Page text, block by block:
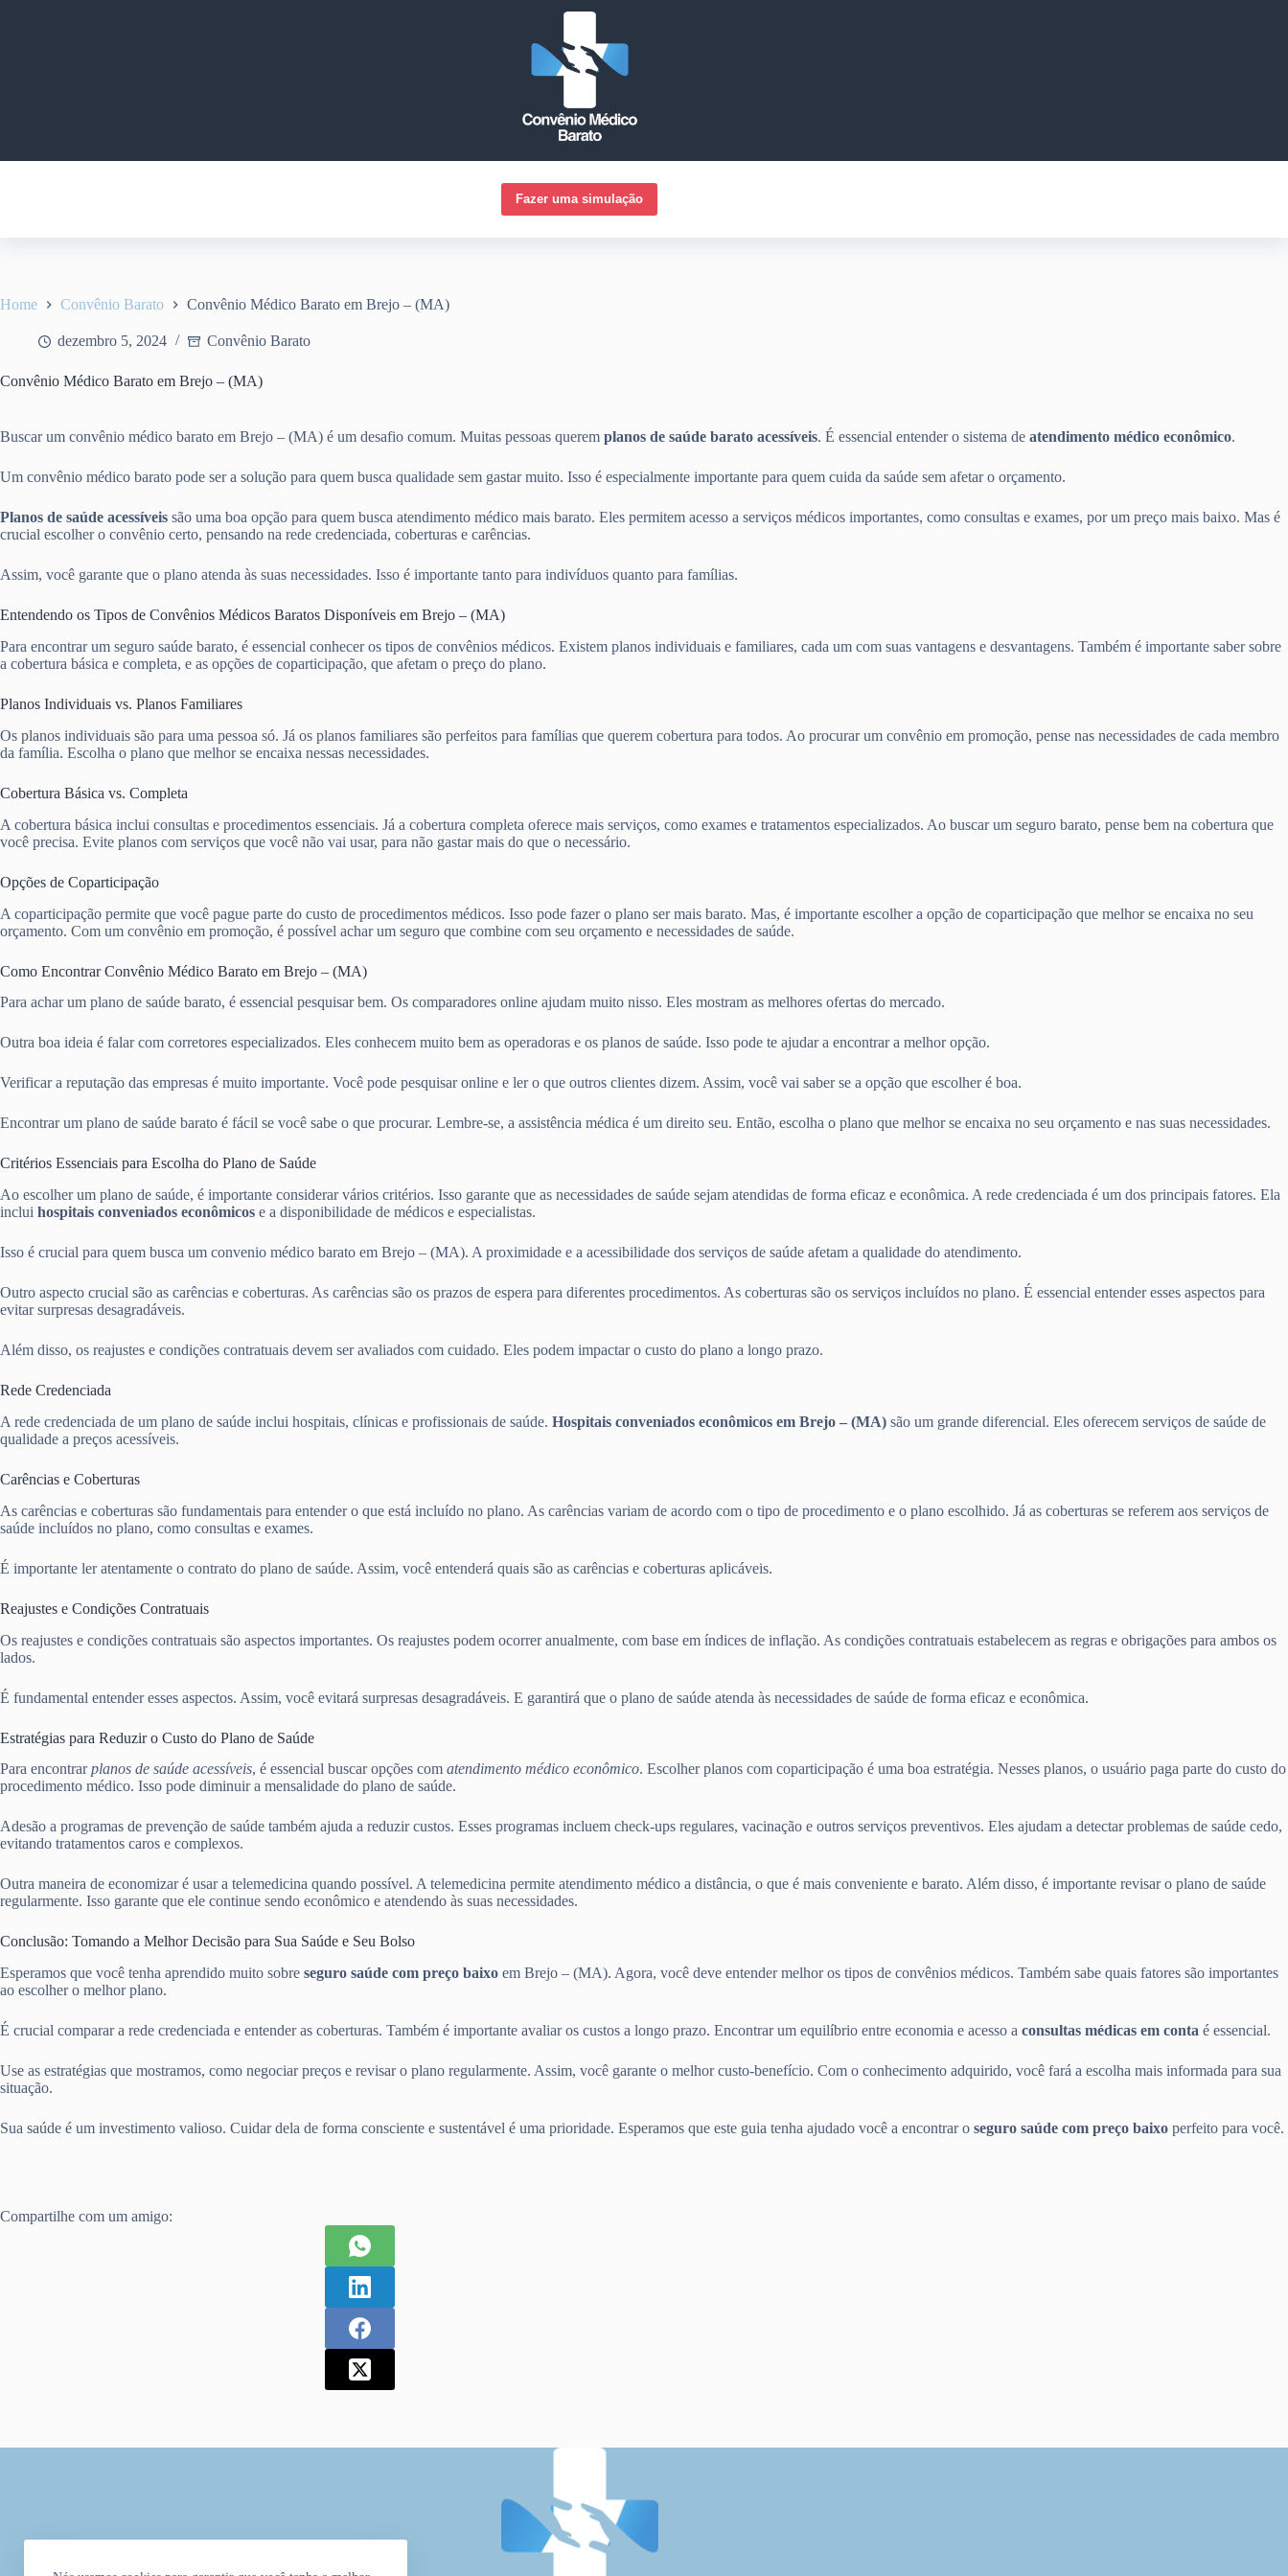
Fazer uma simulação
Home Convênio Barato Convênio Médico Barato em Brejo – (MA)
dezembro 5, 2024 Convênio Barato
Convênio Médico Barato em Brejo – (MA)
Buscar um convênio médico barato em Brejo – (MA) é um desafio comum. Muitas pessoas querem planos de saúde barato acessíveis. É essencial entender o sistema de atendimento médico econômico.
Um convênio médico barato pode ser a solução para quem busca qualidade sem gastar muito. Isso é especialmente importante para quem cuida da saúde sem afetar o orçamento.
Planos de saúde acessíveis são uma boa opção para quem busca atendimento médico mais barato. Eles permitem acesso a serviços médicos importantes, como consultas e exames, por um preço mais baixo. Mas é
crucial escolher o convênio certo, pensando na rede credenciada, coberturas e carências.
Assim, você garante que o plano atenda às suas necessidades. Isso é importante tanto para indivíduos quanto para famílias.
Entendendo os Tipos de Convênios Médicos Baratos Disponíveis em Brejo – (MA)
Para encontrar um seguro saúde barato, é essencial conhecer os tipos de convênios médicos. Existem planos individuais e familiares, cada um com suas vantagens e desvantagens. Também é importante saber sobre
a cobertura básica e completa, e as opções de coparticipação, que afetam o preço do plano.
Planos Individuais vs. Planos Familiares
Os planos individuais são para uma pessoa só. Já os planos familiares são perfeitos para famílias que querem cobertura para todos. Ao procurar um convênio em promoção, pense nas necessidades de cada membro
da família. Escolha o plano que melhor se encaixa nessas necessidades.
Cobertura Básica vs. Completa
A cobertura básica inclui consultas e procedimentos essenciais. Já a cobertura completa oferece mais serviços, como exames e tratamentos especializados. Ao buscar um seguro barato, pense bem na cobertura que
você precisa. Evite planos com serviços que você não vai usar, para não gastar mais do que o necessário.
Opções de Coparticipação
A coparticipação permite que você pague parte do custo de procedimentos médicos. Isso pode fazer o plano ser mais barato. Mas, é importante escolher a opção de coparticipação que melhor se encaixa no seu
orçamento. Com um convênio em promoção, é possível achar um seguro que combine com seu orçamento e necessidades de saúde.
Como Encontrar Convênio Médico Barato em Brejo – (MA)
Para achar um plano de saúde barato, é essencial pesquisar bem. Os comparadores online ajudam muito nisso. Eles mostram as melhores ofertas do mercado.
Outra boa ideia é falar com corretores especializados. Eles conhecem muito bem as operadoras e os planos de saúde. Isso pode te ajudar a encontrar a melhor opção.
Verificar a reputação das empresas é muito importante. Você pode pesquisar online e ler o que outros clientes dizem. Assim, você vai saber se a opção que escolher é boa.
Encontrar um plano de saúde barato é fácil se você sabe o que procurar. Lembre-se, a assistência médica é um direito seu. Então, escolha o plano que melhor se encaixa no seu orçamento e nas suas necessidades.
Critérios Essenciais para Escolha do Plano de Saúde
Ao escolher um plano de saúde, é importante considerar vários critérios. Isso garante que as necessidades de saúde sejam atendidas de forma eficaz e econômica. A rede credenciada é um dos principais fatores. Ela
inclui hospitais conveniados econômicos e a disponibilidade de médicos e especialistas.
Isso é crucial para quem busca um convenio médico barato em Brejo – (MA). A proximidade e a acessibilidade dos serviços de saúde afetam a qualidade do atendimento.
Outro aspecto crucial são as carências e coberturas. As carências são os prazos de espera para diferentes procedimentos. As coberturas são os serviços incluídos no plano. É essencial entender esses aspectos para
evitar surpresas desagradáveis.
Além disso, os reajustes e condições contratuais devem ser avaliados com cuidado. Eles podem impactar o custo do plano a longo prazo.
Rede Credenciada
A rede credenciada de um plano de saúde inclui hospitais, clínicas e profissionais de saúde. Hospitais conveniados econômicos em Brejo – (MA) são um grande diferencial. Eles oferecem serviços de saúde de
qualidade a preços acessíveis.
Carências e Coberturas
As carências e coberturas são fundamentais para entender o que está incluído no plano. As carências variam de acordo com o tipo de procedimento e o plano escolhido. Já as coberturas se referem aos serviços de
saúde incluídos no plano, como consultas e exames.
É importante ler atentamente o contrato do plano de saúde. Assim, você entenderá quais são as carências e coberturas aplicáveis.
Reajustes e Condições Contratuais
Os reajustes e condições contratuais são aspectos importantes. Os reajustes podem ocorrer anualmente, com base em índices de inflação. As condições contratuais estabelecem as regras e obrigações para ambos os
lados.
É fundamental entender esses aspectos. Assim, você evitará surpresas desagradáveis. E garantirá que o plano de saúde atenda às necessidades de saúde de forma eficaz e econômica.
Estratégias para Reduzir o Custo do Plano de Saúde
Para encontrarplanos de saúde acessíveis, é essencial buscar opções com atendimento médico econômico. Escolher planos com coparticipação é uma boa estratégia. Nesses planos, o usuário paga parte do custo do
procedimento médico. Isso pode diminuir a mensalidade do plano de saúde.
Adesão a programas de prevenção de saúde também ajuda a reduzir custos. Esses programas incluem check-ups regulares, vacinação e outros serviços preventivos. Eles ajudam a detectar problemas de saúde cedo,
evitando tratamentos caros e complexos.
Outra maneira de economizar é usar a telemedicina quando possível. A telemedicina permite atendimento médico a distância, o que é mais conveniente e barato. Além disso, é importante revisar o plano de saúde
regularmente. Isso garante que ele continue sendo econômico e atendendo às suas necessidades.
Conclusão: Tomando a Melhor Decisão para Sua Saúde e Seu Bolso
Esperamos que você tenha aprendido muito sobre seguro saúde com preço baixo em Brejo – (MA). Agora, você deve entender melhor os tipos de convênios médicos. Também sabe quais fatores são importantes
ao escolher o melhor plano.
É crucial comparar a rede credenciada e entender as coberturas. Também é importante avaliar os custos a longo prazo. Encontrar um equilíbrio entre economia e acesso a consultas médicas em conta é essencial.
Use as estratégias que mostramos, como negociar preços e revisar o plano regularmente. Assim, você garante o melhor custo-benefício. Com o conhecimento adquirido, você fará a escolha mais informada para sua
situação.
Sua saúde é um investimento valioso. Cuidar dela de forma consciente e sustentável é uma prioridade. Esperamos que este guia tenha ajudado você a encontrar o seguro saúde com preço baixo perfeito para você.
Compartilhe com um amigo: